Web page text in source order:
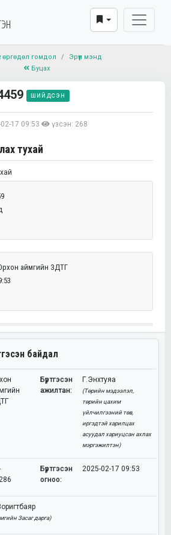
өргөдөл гомдол
Эрүүл мэнд
Буцах
шийдсэн
17 09:53 үзсэн: 268
тухай
аймгийн ЗДТГ
байдал
Бүртгэсэн
ажилтан:
Г.Энхтуяа
(Төрийн мэдээлэл,
төрийн цахим
үйлчилгээний төв,
иргэдтэй харилцах
асуудал хариуцсан ахлах
мэргэжилтэн)
Бүртгэсэн
огноо:
2025-02-17 09:53
Засаг дарга)